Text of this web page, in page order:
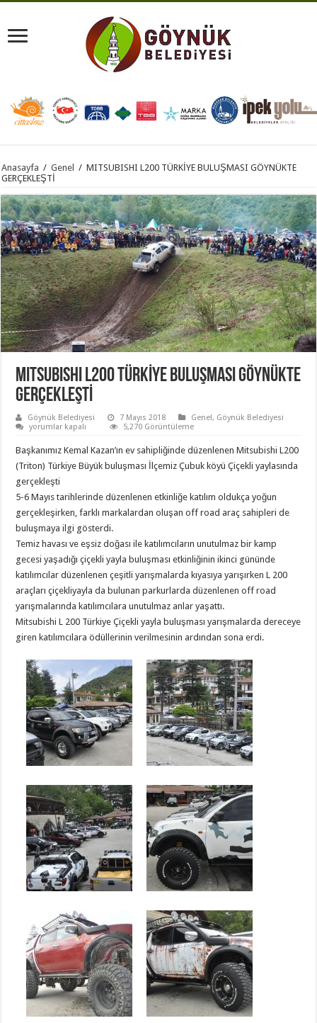
Anasayfa / Genel / MITSUBISHI L200 TÜRKİYE BULUŞMASI GÖYNÜKTE
GERÇEKLEŞTİ
MITSUBISHI L200 TÜRKİYE BULUŞMASI GÖYNÜKTE
GERÇEKLEŞTİ
Göynük Belediyesi 7 Mayıs 2018 Genel, Göynük Belediyesi
MITSUBISHI
TÜRKİYE
BULUŞMASI
GÖYNÜKTE
GERÇEKLEŞTİ
için
yorumlar kapalı 5,270 Görüntüleme
Başkanımız Kemal Kazan’ın ev sahipliğinde düzenlenen Mitsubishi L200
(Triton) Türkiye Büyük buluşması İlçemiz Çubuk köyü Çiçekli yaylasında
gerçekleşti
5-6 Mayıs tarihlerinde düzenlenen etkinliğe katılım oldukça yoğun
gerçekleşirken, farklı markalardan oluşan off road araç sahipleri de
buluşmaya ilgi gösterdi.
Temiz havası ve eşsiz doğası ile katılımcıların unutulmaz bir kamp
gecesi yaşadığı çiçekli yayla buluşması etkinliğinin ikinci gününde
katılımcılar düzenlenen çeşitli yarışmalarda kıyasıya yarışırken L 200
araçları çiçekliyayla da bulunan parkurlarda düzenlenen off road
yarışmalarında katılımcılara unutulmaz anlar yaşattı.
Mitsubishi L 200 Türkiye Çiçekli yayla buluşması yarışmalarda dereceye
giren katılımcılara ödüllerinin verilmesinin ardından sona erdi.